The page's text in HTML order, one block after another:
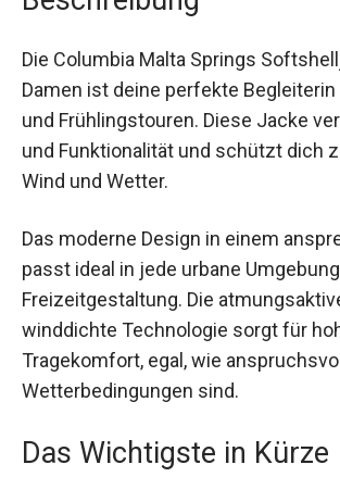
Damen ist deine perfekte Begleiterin
und Frühlingstouren. Diese Jacke
und Funktionalität und schützt dich
vor Wind und Wetter.
Blau passt ideal in jede urbane
Freizeitgestaltung. Die
winddichte Technologie sorgt für
Tragekomfort, egal, wie
Wetterbedingungen sind.
Das Wichtigste in Kürze